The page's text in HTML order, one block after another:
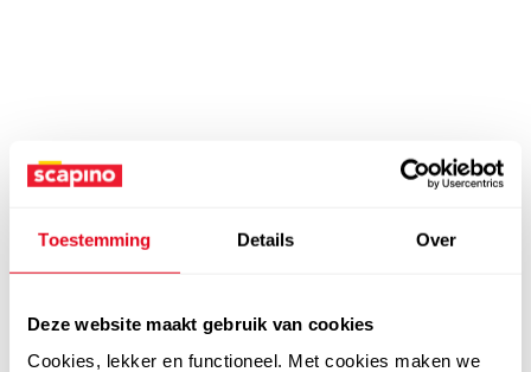
Toestemming Details Over
Deze website maakt gebruik van cookies
Cookies, lekker en functioneel. Met cookies maken we